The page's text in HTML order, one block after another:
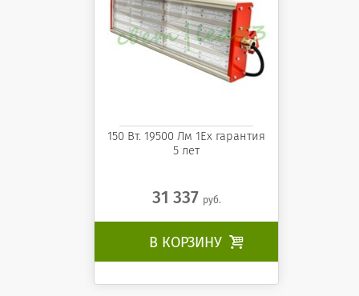
150 Вт. 19500 Лм 1Ех гарантия
5 лет
31 337 руб.
В КОРЗИНУ 